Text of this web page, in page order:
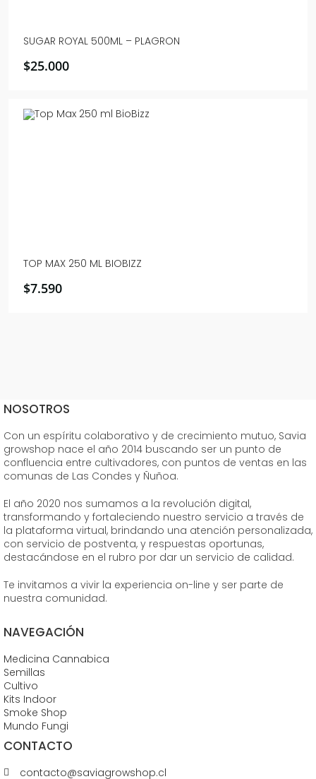
SUGAR ROYAL 500ML – PLAGRON
$25.000
TOP MAX 250 ML BIOBIZZ
$7.590
NOSOTROS
Con un espíritu colaborativo y de crecimiento mutuo, Savia
growshop nace el año 2014 buscando ser un punto de
confluencia entre cultivadores, con puntos de ventas en las
comunas de Las Condes y Ñuñoa.
El año 2020 nos sumamos a la revolución digital,
transformando y fortaleciendo nuestro servicio a través de
la plataforma virtual, brindando una atención personalizada,
con servicio de postventa, y respuestas oportunas,
destacándose en el rubro por dar un servicio de calidad.
Te invitamos a vivir la experiencia on-line y ser parte de
nuestra comunidad.
NAVEGACIÓN
Medicina Cannabica
Semillas
Cultivo
Kits Indoor
Smoke Shop
Mundo Fungi
CONTACTO
contacto@saviagrowshop.cl